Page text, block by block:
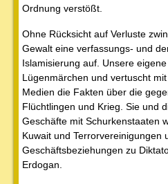
Ordnung verstößt.
Ohne Rücksicht auf Verluste
Gewalt eine verfassungs- und
Islamisierung auf. Unsere
Lügenmärchen und vertuscht
Medien die Fakten über die
Flüchtlingen und Krieg. Sie und
Geschäfte mit Schurkenstaaten
Kuwait und Terrorvereinigungen
Geschäftsbeziehungen zu
Erdogan.